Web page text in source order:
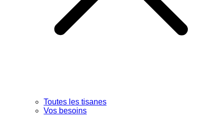
Toutes les tisanes
Vos besoins